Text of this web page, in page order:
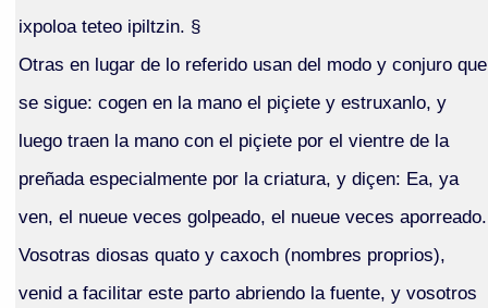
ixpoloa teteo ipiltzin. §
Otras en lugar de lo referido usan del modo y conjuro que
se sigue: cogen en la mano el piçiete y estruxanlo, y
luego traen la mano con el piçiete por el vientre de la
preñada especialmente por la criatura, y diçen: Ea, ya
ven, el nueue veces golpeado, el nueue veces aporreado.
Vosotras diosas quato y caxoch (nombres proprios),
venid a facilitar este parto abriendo la fuente, y vosotros